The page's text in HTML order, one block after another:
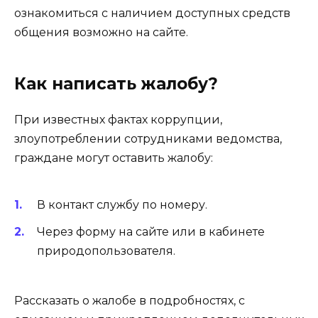
ознакомиться с наличием доступных средств
общения возможно на сайте.
Как написать жалобу?
При известных фактах коррупции,
злоупотреблении сотрудниками ведомства,
граждане могут оставить жалобу:
В контакт службу по номеру.
Через форму на сайте или в кабинете
природопользователя.
Рассказать о жалобе в подробностях, с